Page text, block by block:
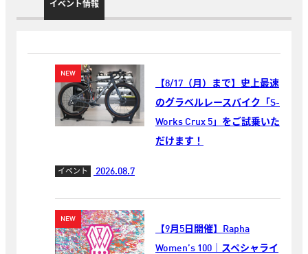
イベント情報
【8/17（月）まで】史上最速
のグラベルレースバイク「S-
Works Crux 5」をご試乗いた
だけます！
イベント 2026.08.7
【9月5日開催】Rapha
Women’s 100｜スペシャライ